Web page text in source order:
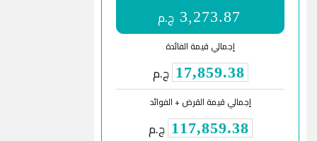
3,273.87 ج.م
إجمالي قيمة الفائدة
17,859.38 ج.م
إجمالي قيمة القرض + الفوائد
117,859.38 ج.م